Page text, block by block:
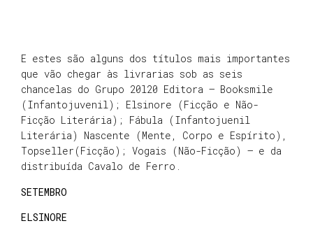
E estes são alguns dos títulos mais importantes
que vão chegar às livrarias sob as seis
chancelas do Grupo 20l20 Editora — Booksmile
(Infantojuvenil); Elsinore (Ficção e Não-
Ficção Literária); Fábula (Infantojuenil
Literária) Nascente (Mente, Corpo e Espírito),
Topseller(Ficção); Vogais (Não-Ficção) — e da
distribuída Cavalo de Ferro.
SETEMBRO
ELSINORE